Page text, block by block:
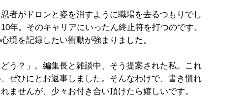
者がドロンと姿を消すように職場を去るつもりでし
年。そのキャリアにいったん終止符を打つのです。
境を記録したい衝動が強まりました。
う？」。編集長と雑談中、そう提案された私。これ
ぜひにとお返事しました。そんなわけで、書き慣れ
ませんが、少々お付き合い頂けたら嬉しいです。